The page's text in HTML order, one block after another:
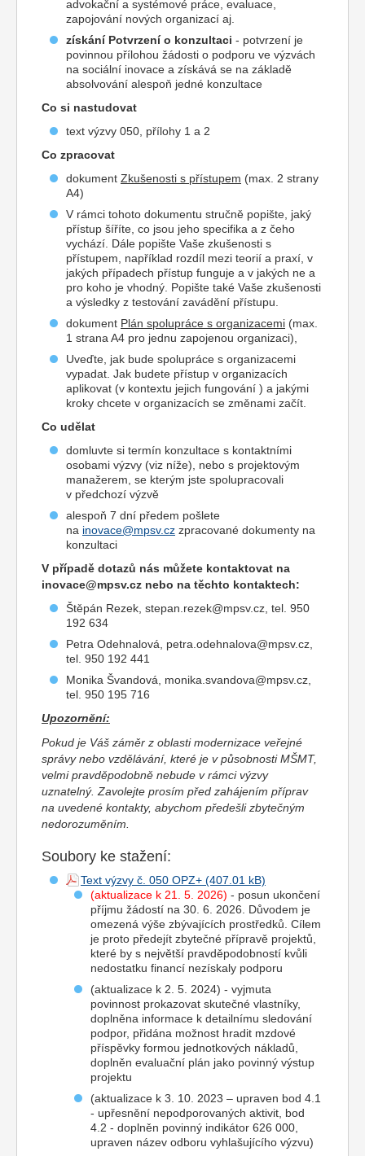
advokační a systémové práce, evaluace,
zapojování nových organizací aj.
získání Potvrzení o konzultaci - potvrzení je
povinnou přílohou žádosti o podporu ve výzvách
na sociální inovace a získává se na základě
absolvování alespoň jedné konzultace
Co si nastudovat
text výzvy 050, přílohy 1 a 2
Co zpracovat
dokument Zkušenosti s přístupem (max. 2 strany
A4)
V rámci tohoto dokumentu stručně popište, jaký
přístup šíříte, co jsou jeho specifika a z čeho
vychází. Dále popište Vaše zkušenosti s
přístupem, například rozdíl mezi teorií a praxí, v
jakých případech přístup funguje a v jakých ne a
pro koho je vhodný. Popište také Vaše zkušenosti
a výsledky z testování zavádění přístupu.
dokument Plán spolupráce s organizacemi (max.
1 strana A4 pro jednu zapojenou organizaci),
Uveďte, jak bude spolupráce s organizacemi
vypadat. Jak budete přístup v organizacích
aplikovat (v kontextu jejich fungování ) a jakými
kroky chcete v organizacích se změnami začít.
Co udělat
domluvte si termín konzultace s kontaktními
osobami výzvy (viz níže), nebo s projektovým
manažerem, se kterým jste spolupracovali
v předchozí výzvě
alespoň 7 dní předem pošlete
na inovace@mpsv.cz zpracované dokumenty na
konzultaci
V případě dotazů nás můžete kontaktovat na
inovace@mpsv.cz nebo na těchto kontaktech:
Štěpán Rezek, stepan.rezek@mpsv.cz, tel. 950
192 634
Petra Odehnalová, petra.odehnalova@mpsv.cz,
tel. 950 192 441
Monika Švandová, monika.svandova@mpsv.cz,
tel. 950 195 716
Upozornění:
Pokud je Váš záměr z oblasti modernizace veřejné
správy nebo vzdělávání, které je v působnosti MŠMT,
velmi pravděpodobně nebude v rámci výzvy
uznatelný. Zavolejte prosím před zahájením příprav
na uvedené kontakty, abychom předešli zbytečným
nedorozuměním.
Soubory ke stažení:
Text výzvy č. 050 OPZ+
(aktualizace k 21. 5. 2026) - posun ukončení
příjmu žádostí na 30. 6. 2026. Důvodem je
omezená výše zbývajících prostředků. Cílem
je proto předejít zbytečné přípravě projektů,
které by s největší pravděpodobností kvůli
nedostatku financí nezískaly podporu
(aktualizace k 2. 5. 2024) - vyjmuta
povinnost prokazovat skutečné vlastníky,
doplněna informace k detailnímu sledování
podpor, přidána možnost hradit mzdové
příspěvky formou jednotkových nákladů,
doplněn evaluační plán jako povinný výstup
projektu
(aktualizace k 3. 10. 2023 – upraven bod 4.1
- upřesnění nepodporovaných aktivit, bod
4.2 - doplněn povinný indikátor 626 000,
upraven název odboru vyhlašujícího výzvu)